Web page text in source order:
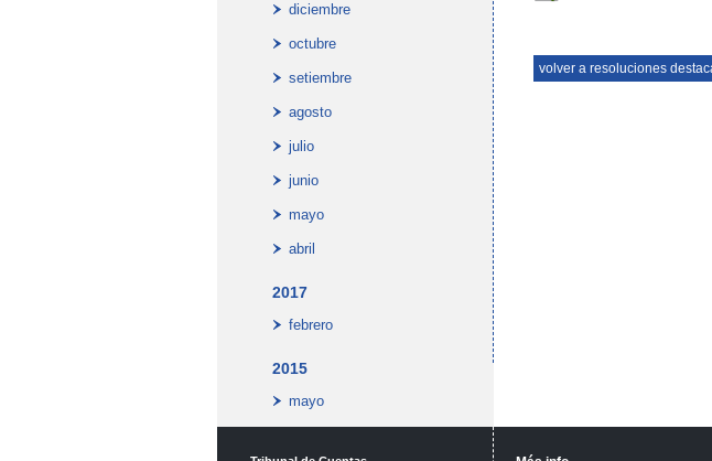
diciembre
octubre
setiembre
agosto
julio
junio
mayo
abril
2017
febrero
2015
mayo
volver a resoluciones